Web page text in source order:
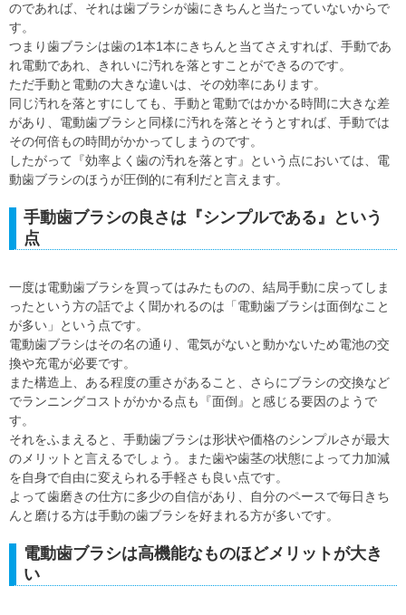
のであれば、それは歯ブラシが歯にきちんと当たっていないからで
す。
つまり歯ブラシは歯の1本1本にきちんと当てさえすれば、手動であ
れ電動であれ、きれいに汚れを落とすことができるのです。
ただ手動と電動の大きな違いは、その効率にあります。
同じ汚れを落とすにしても、手動と電動ではかかる時間に大きな差
があり、電動歯ブラシと同様に汚れを落とそうとすれば、手動では
その何倍もの時間がかかってしまうのです。
したがって『効率よく歯の汚れを落とす』という点においては、電
動歯ブラシのほうが圧倒的に有利だと言えます。
手動歯ブラシの良さは『シンプルである』という
点
一度は電動歯ブラシを買ってはみたものの、結局手動に戻ってしま
ったという方の話でよく聞かれるのは「電動歯ブラシは面倒なこと
が多い」という点です。
電動歯ブラシはその名の通り、電気がないと動かないため電池の交
換や充電が必要です。
また構造上、ある程度の重さがあること、さらにブラシの交換など
でランニングコストがかかる点も『面倒』と感じる要因のようで
す。
それをふまえると、手動歯ブラシは形状や価格のシンプルさが最大
のメリットと言えるでしょう。また歯や歯茎の状態によって力加減
を自身で自由に変えられる手軽さも良い点です。
よって歯磨きの仕方に多少の自信があり、自分のペースで毎日きち
んと磨ける方は手動の歯ブラシを好まれる方が多いです。
電動歯ブラシは高機能なものほどメリットが大き
い